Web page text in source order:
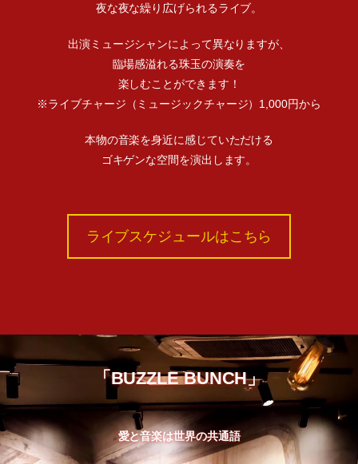
夜な夜な繰り広げられるライブ。
出演ミュージシャンによって異なりますが、
臨場感溢れる珠玉の演奏を
楽しむことができます！
※ライブチャージ（ミュージックチャージ）1,000円から
本物の音楽を身近に感じていただける
ゴキゲンな空間を演出します。
ライブスケジュールはこちら
「BUZZLE BUNCH」
愛と音楽は世界の共通語